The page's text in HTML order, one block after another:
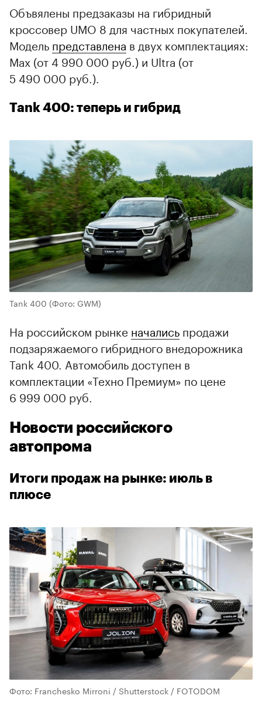
Объвялены предзаказы на гибридный
кроссовер UMO 8 для частных покупателей.
Модель представлена в двух комплектациях:
Max (от 4 990 000 руб.) и Ultra (от
5 490 000 руб.).
Tank 400: теперь и гибрид
Tank 400 (Фото: GWM)
На российском рынке начались продажи
подзаряжаемого гибридного внедорожника
Tank 400. Автомобиль доступен в
комплектации «Техно Премиум» по цене
6 999 000 руб.
Новости российского
автопрома
Итоги продаж на рынке: июль в
плюсе
Фото: Franchesko Mirroni / Shutterstock / FOTODOM